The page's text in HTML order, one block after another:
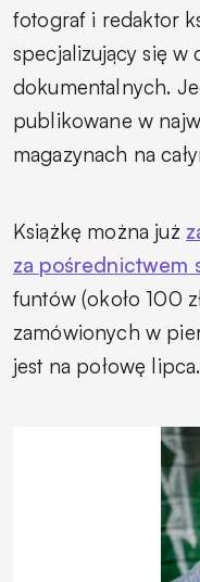
fotograf i redaktor
specjalizujący się
dokumentalnych.
publikowane w
magazynach na
Książkę można już
za pośrednictwem
funtów (około 100
zamówionych w
jest na połowę lipca.